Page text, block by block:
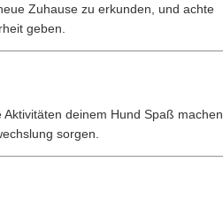
Zuhause zu erkunden, und achte
geben.
deinem Hund Spaß machen
sorgen.